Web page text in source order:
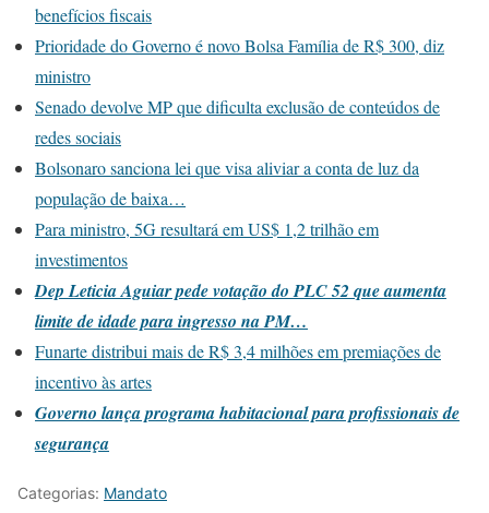
benefícios fiscais
Prioridade do Governo é novo Bolsa Família de R$ 300, diz
ministro
Senado devolve MP que dificulta exclusão de conteúdos de
redes sociais
Bolsonaro sanciona lei que visa aliviar a conta de luz da
população de baixa…
Para ministro, 5G resultará em US$ 1,2 trilhão em
investimentos
Dep Leticia Aguiar pede votação do PLC 52 que aumenta
limite de idade para ingresso na PM…
Funarte distribui mais de R$ 3,4 milhões em premiações de
incentivo às artes
Governo lança programa habitacional para profissionais de
segurança
Categorias: Mandato